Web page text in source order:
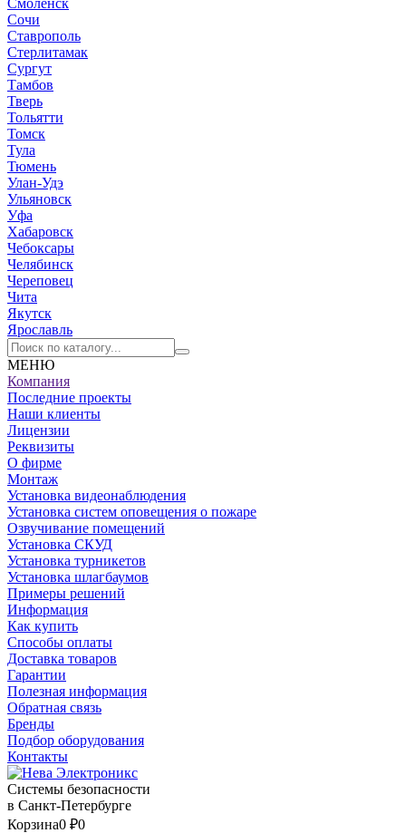
Смоленск
Сочи
Ставрополь
Стерлитамак
Сургут
Тамбов
Тверь
Тольятти
Томск
Тула
Тюмень
Улан-Удэ
Ульяновск
Уфа
Хабаровск
Чебоксары
Челябинск
Череповец
Чита
Якутск
Ярославль
МЕНЮ
Компания
Последние проекты
Наши клиенты
Лицензии
Реквизиты
О фирме
Монтаж
Установка видеонаблюдения
Установка систем оповещения о пожаре
Озвучивание помещений
Установка СКУД
Установка турникетов
Установка шлагбаумов
Примеры решений
Информация
Как купить
Способы оплаты
Доставка товаров
Гарантии
Полезная информация
Обратная связь
Бренды
Подбор оборудования
Контакты
Системы безопасности
в Санкт-Петербурге
Корзина0 ₽0